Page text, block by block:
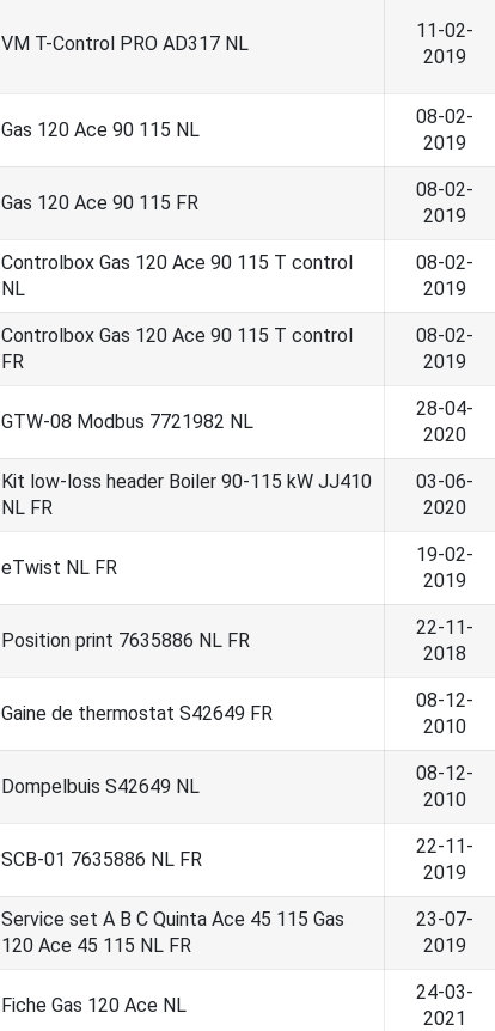
VM T-Control PRO AD317 NL
11-02-
2019
Gas 120 Ace 90 115 NL
08-02-
2019
Gas 120 Ace 90 115 FR
08-02-
2019
Controlbox Gas 120 Ace 90 115 T control
NL
08-02-
2019
Controlbox Gas 120 Ace 90 115 T control
FR
08-02-
2019
GTW-08 Modbus 7721982 NL
28-04-
2020
Kit low-loss header Boiler 90-115 kW JJ410
NL FR
03-06-
2020
eTwist NL FR
19-02-
2019
Position print 7635886 NL FR
22-11-
2018
Gaine de thermostat S42649 FR
08-12-
2010
Dompelbuis S42649 NL
08-12-
2010
SCB-01 7635886 NL FR
22-11-
2019
Service set A B C Quinta Ace 45 115 Gas
120 Ace 45 115 NL FR
23-07-
2019
Fiche Gas 120 Ace NL
24-03-
2021